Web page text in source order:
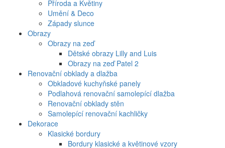
Příroda a Květiny
Umění & Deco
Západy slunce
Obrazy
Obrazy na zeď
Dětské obrazy Lilly and Luis
Obrazy na zeď Patel 2
Renovační obklady a dlažba
Obkladové kuchyňské panely
Podlahová renovační samolepící dlažba
Renovační obklady stěn
Samolepící renovační kachličky
Dekorace
Klasické bordury
Bordury klasické a květinové vzory